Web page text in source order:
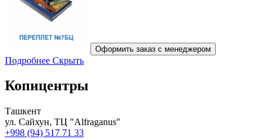
Оформить заказ с менеджером
Подробнее Скрыть
Копицентры
Ташкент
ул. Сайхун, ТЦ "Alfraganus"
+998 (94) 517 71 33